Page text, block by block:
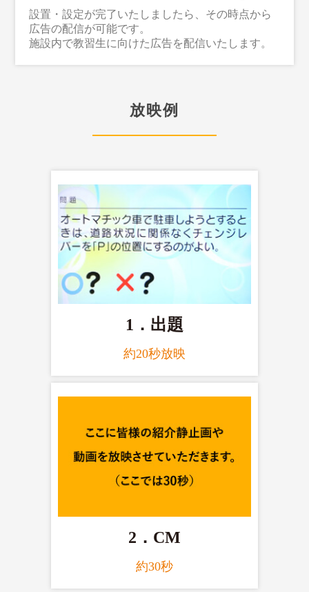
設置・設定が完了いたしましたら、その時点から
広告の配信が可能です。
施設内で教習生に向けた広告を配信いたします。
放映例
1．出題
約20秒放映
2．CM
約30秒